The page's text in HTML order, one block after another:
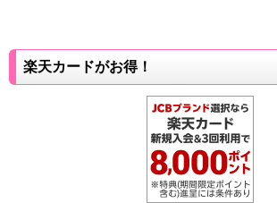
楽天カードがお得！